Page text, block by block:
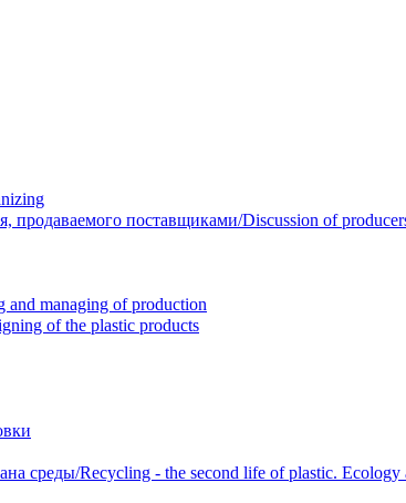
поставщиками/Discussion of
managing of production
of the plastic products
среды/Recycling - the second life of plastic. Ecology